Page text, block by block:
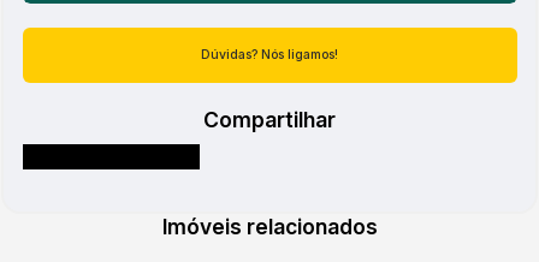
Dúvidas? Nós ligamos!
Compartilhar
Imóveis relacionados